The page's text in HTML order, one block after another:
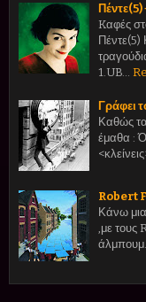
Πέντε(5)
Kαφές
Πέντε(5)
1.UB…
Γράφει
Καθώς τα
έμαθα :
Robert
Κάνω μια
,με τους
άλμπουμ.